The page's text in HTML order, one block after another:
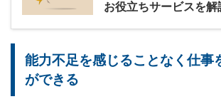
お役立ちサービスを解
能力不足を感じることなく仕事
ができる